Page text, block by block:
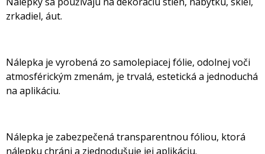
zrkadiel, áut.
Nálepka je vyrobená zo samolepiacej fólie, odolnej voči
atmosférickým zmenám, je trvalá, estetická a jednoduchá
na aplikáciu.
Nálepka je zabezpečená transparentnou fóliou, ktorá
nálepku chráni a zjednodušuje jej aplikáciu.